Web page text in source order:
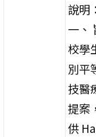
說明：
一、
校學
別平
技醫
提案
供